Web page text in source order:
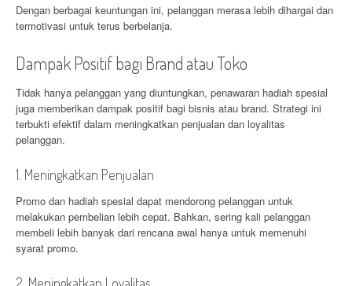
Dengan berbagai keuntungan ini, pelanggan merasa lebih dihargai dan
termotivasi untuk terus berbelanja.
Dampak Positif bagi Brand atau Toko
Tidak hanya pelanggan yang diuntungkan, penawaran hadiah spesial
juga memberikan dampak positif bagi bisnis atau brand. Strategi ini
terbukti efektif dalam meningkatkan penjualan dan loyalitas
pelanggan.
1. Meningkatkan Penjualan
Promo dan hadiah spesial dapat mendorong pelanggan untuk
melakukan pembelian lebih cepat. Bahkan, sering kali pelanggan
membeli lebih banyak dari rencana awal hanya untuk memenuhi
syarat promo.